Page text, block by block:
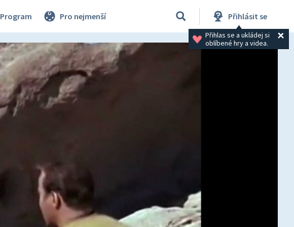
Program Pro nejmenší Přihlásit se
Přihlas se a ukládej si
oblíbené hry a videa.